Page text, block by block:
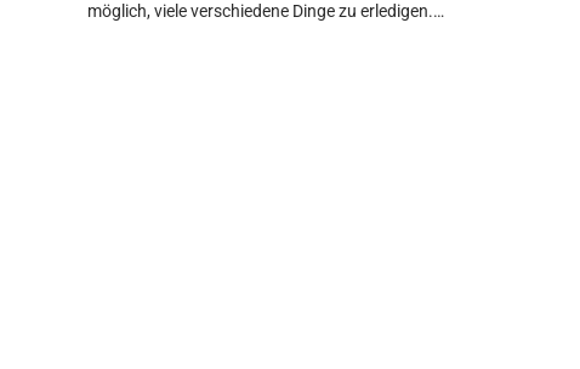
möglich, viele verschiedene Dinge zu erledigen.…